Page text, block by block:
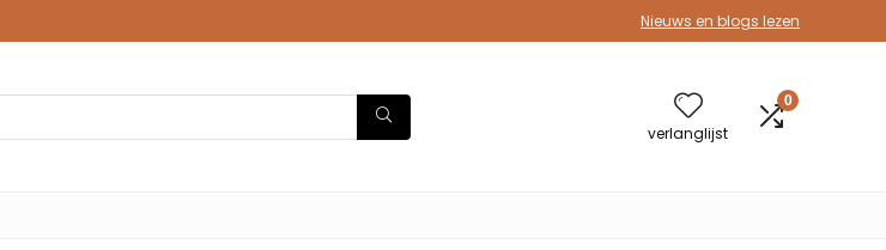
Nieuws en blogs lezen
verlanglijst
0